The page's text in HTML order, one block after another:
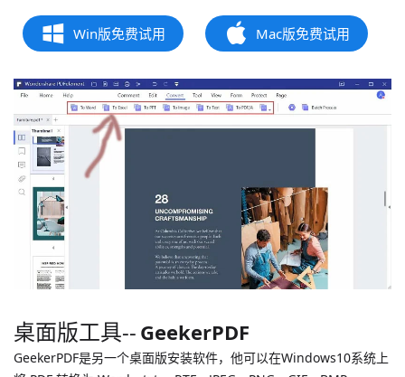
Win版免费试用 Mac版免费试用
桌面版工具-- GeekerPDF
GeekerPDF是另一个桌面版安装软件，他可以在Windows10系统上